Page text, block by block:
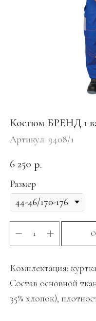
Костюм БРЕНД 1
Артикул: 9408/1
6 250 р.
Размер
Комплектация:
Состав основной
35% хлопок),